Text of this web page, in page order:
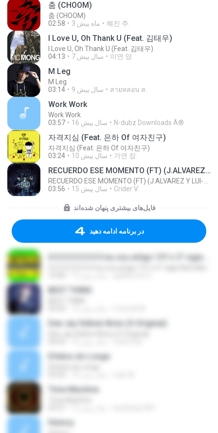
춤 (CHOOM)
춤 (CHOOM)
02:58
3 ماه پیش 혜진 주.
I Love U, Oh Thank U (Feat. 김태우)
I Love U, Oh Thank U (Feat. 김태우)
04:13
7 سال پیش 미연 양.
M Leg
M Leg
03:14
9 سال پیش สายหลอน ส.
Work Work
Work Work
03:57
16 سال پیش N-dubz Downloads Â®
자격지심 (Feat. 은하 Of 여자친구)
자격지심 (Feat. 은하 Of 여자친구)
03:24
10 سال پیش 가연 장.
RECUERDO ESE MOMENTO (FT) (J.ALVAREZ Y LUI-G 21 PLUS)
03:56
15 سال پیش Crider V.
فایل‌های بیشتری پنهان شده‌اند
در برنامه ادامه دهید
Dee Jay Sidinei Alves (O Original)
Efeitos do Longe
Time Machine
History